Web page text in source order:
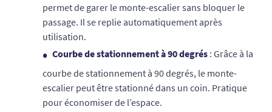
permet de garer le monte-escalier sans bloquer le
passage. Il se replie automatiquement après
utilisation.
Courbe de stationnement à 90 degrés : Grâce à la
courbe de stationnement à 90 degrés, le monte-
escalier peut être stationné dans un coin. Pratique
pour économiser de l’espace.